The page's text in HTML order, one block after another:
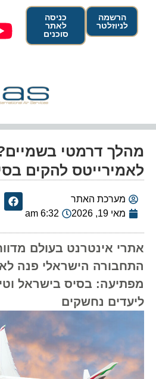
הרשמה
לניוזלטר
כניסה
לאתר
סוכנים
מהלך דרמטי
לאמירייטס להקים
מערכת האתר
מאי 19, 2026
6:32 am
אתרי אינטרנט בעולם
התחבורה הישראלי פנה
מפתיעה: בסיס בישראל
ליעדים נחשקים